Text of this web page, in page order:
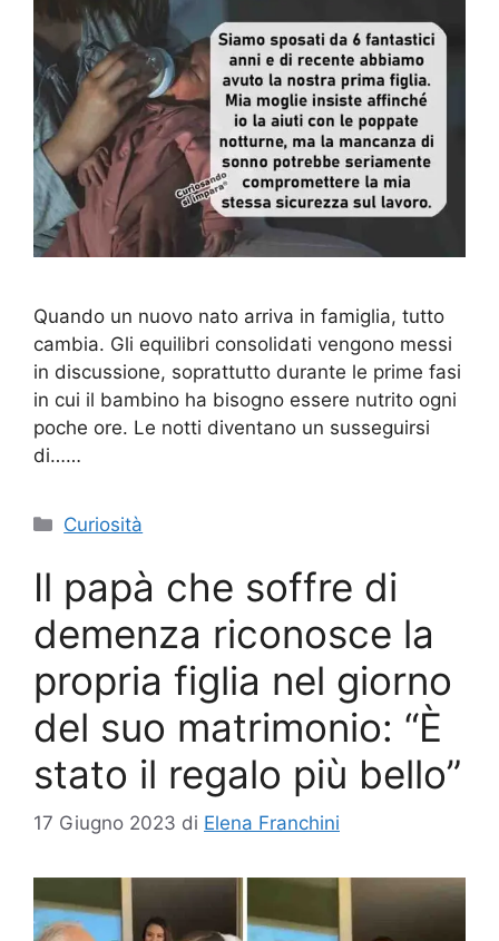
Quando un nuovo nato arriva in famiglia, tutto
cambia. Gli equilibri consolidati vengono messi
in discussione, soprattutto durante le prime fasi
in cui il bambino ha bisogno essere nutrito ogni
poche ore. Le notti diventano un susseguirsi
di……
Categorie
Curiosità
Il papà che soffre di
demenza riconosce la
propria figlia nel giorno
del suo matrimonio: “È
stato il regalo più bello”
17 Giugno 2023 di Elena Franchini